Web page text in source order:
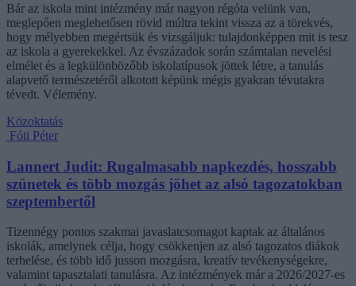
Bár az iskola mint intézmény már nagyon régóta velünk van,
meglepően meglehetősen rövid múltra tekint vissza az a törekvés,
hogy mélyebben megértsük és vizsgáljuk: tulajdonképpen mit is tesz
az iskola a gyerekekkel. Az évszázadok során számtalan nevelési
elmélet és a legkülönbözőbb iskolatípusok jöttek létre, a tanulás
alapvető természetéről alkotott képünk mégis gyakran tévutakra
tévedt. Vélemény.
Közoktatás
Fóti Péter
Lannert Judit: Rugalmasabb napkezdés, hosszabb
szünetek és több mozgás jöhet az alsó tagozatokban
szeptembertől
Tizennégy pontos szakmai javaslatcsomagot kaptak az általános
iskolák, amelynek célja, hogy csökkenjen az alsó tagozatos diákok
terhelése, és több idő jusson mozgásra, kreatív tevékenységekre,
valamint tapasztalati tanulásra. Az intézmények már a 2026/2027-es